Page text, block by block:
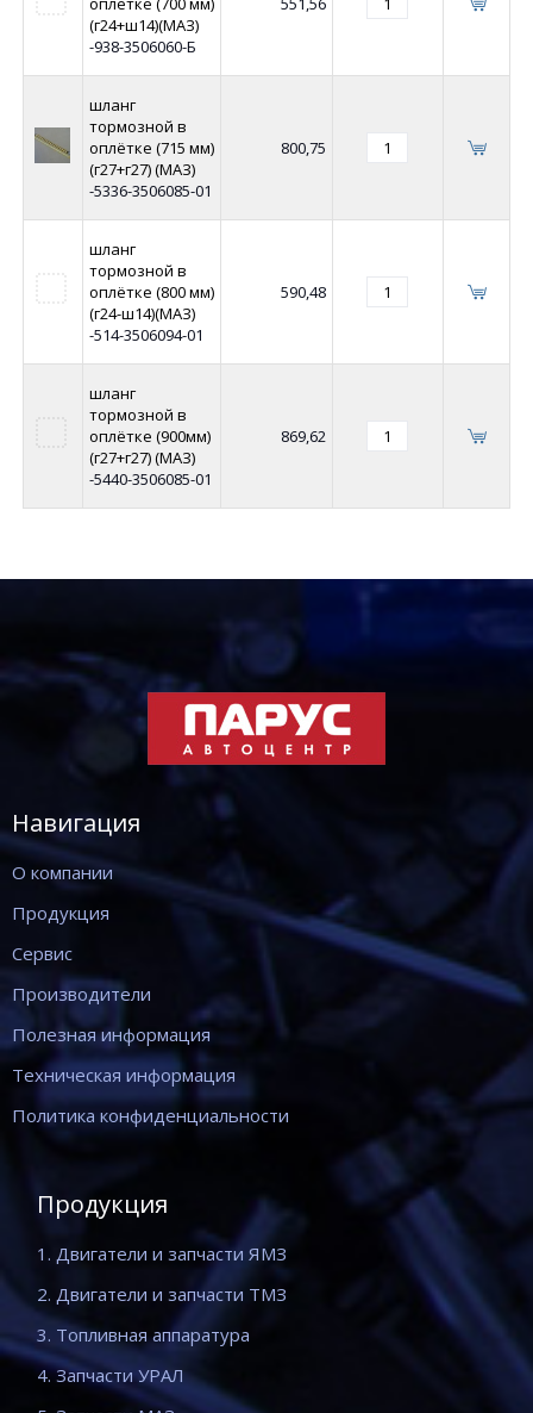
(г24+ш14)(МАЗ)
-938-3506060-Б
шланг
тормозной в
оплётке (715 мм)
(г27+г27) (МАЗ)
-5336-3506085-01
800,75
шланг
тормозной в
оплётке (800 мм)
(г24-ш14)(МАЗ)
-514-3506094-01
590,48
шланг
тормозной в
оплётке (900мм)
(г27+г27) (МАЗ)
-5440-3506085-01
869,62
Навигация
О компании
Продукция
Сервис
Производители
Полезная информация
Техническая информация
Политика конфиденциальности
Продукция
1. Двигатели и запчасти ЯМЗ
2. Двигатели и запчасти ТМЗ
3. Топливная аппаратура
4. Запчасти УРАЛ